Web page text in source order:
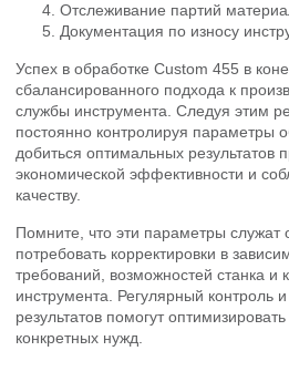
Отслеживание партий
Документация по износу
Успех в обработке Custom 455 в
сбалансированного подхода к
службы инструмента. Следуя этим
постоянно контролируя параметры
добиться оптимальных результатов
экономической эффективности и
качеству.
Помните, что эти параметры служат
потребовать корректировки в
требований, возможностей станка и
инструмента. Регулярный контроль
результатов помогут
конкретных нужд.